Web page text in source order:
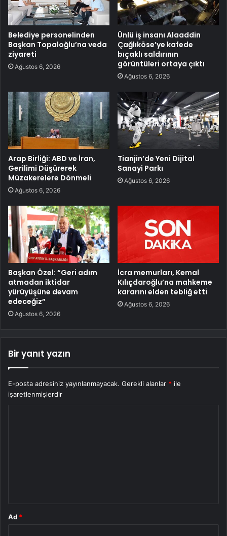
Belediye personelinden
Başkan Topaloğlu’na veda
ziyareti
Ağustos 6, 2026
Ünlü iş insanı Alaaddin
Çağlıköse’ye kafede
bıçaklı saldırının
görüntüleri ortaya çıktı
Ağustos 6, 2026
Arap Birliği: ABD ve İran,
Gerilimi Düşürerek
Müzakerelere Dönmeli
Ağustos 6, 2026
Tianjin’de Yeni Dijital
Sanayi Parkı
Ağustos 6, 2026
Başkan Özel: “Geri adım
atmadan iktidar
yürüyüşüne devam
edeceğiz”
Ağustos 6, 2026
İcra memurları, Kemal
Kılıçdaroğlu’na mahkeme
kararını elden tebliğ etti
Ağustos 6, 2026
Bir yanıt yazın
E-posta adresiniz yayınlanmayacak. Gerekli alanlar * ile
işaretlenmişlerdir
Ad *